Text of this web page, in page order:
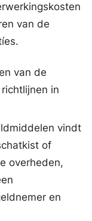
van de
van de
in
vindt
of
overheden,
en